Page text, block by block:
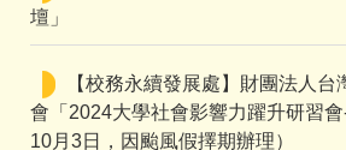
壇」
【校務永續發展處】財團法人
會「2024大學社會影響力躍升研習
10月3日，因颱風假擇期辦理）